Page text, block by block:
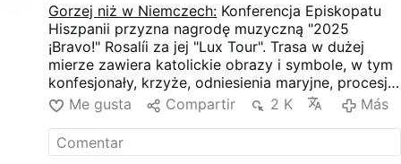
Gorzej niż w Niemczech: Konferencja Episkopatu
Hiszpanii przyzna nagrodę muzyczną "2025
¡Bravo!" Rosalíi za jej "Lux Tour". Trasa w dużej
mierze zawiera katolickie obrazy i symbole, w tym
konfesjonały, krzyże, odniesienia maryjne, procesje
i sceniczną wersję ogromnego kadzidła z Santiago
de Compostela. Elementy te są połączone z
estetyką klubu nocnego, prowokacją seksualną i
reinterpretacją tematów religijnych.
Me gusta Compartir 2 K Más